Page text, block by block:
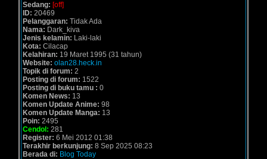
Sedang: [off]
ID: 20469
Pelanggaran: Tidak Ada
Nama: Dark_kiva
Jenis kelamin: Laki-laki
Kota: Cilacap
Kelahiran: 19 Maret 1995 (31 tahun)
Website: olan28.heck.in
Topik di forum: 2
Posting di forum: 1522
Posting di buku tamu : 0
Komen News: 13
Komen Update Anime: 98
Komen Update Manga: 13
Poin: 2495
Cendol: 281
Register: 6 Mei 2012 01:38
Terakhir berkunjung: 8 Sep 2025 08:23
Berada di: Blog Today